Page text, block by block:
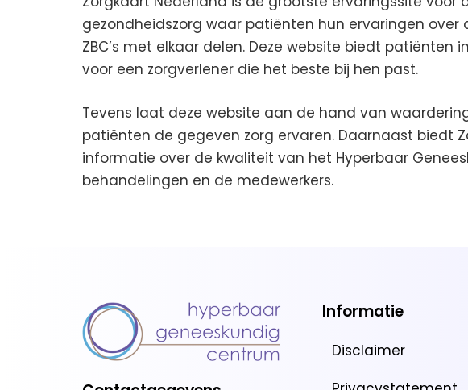
gezondheidszorg waar patiënten hun ervaringen over
ZBC’s met elkaar delen. Deze website biedt patiënten
voor een zorgverlener die het beste bij hen past.
Tevens laat deze website aan de hand van
patiënten de gegeven zorg ervaren. Daarnaast biedt
informatie over de kwaliteit van het Hyperbaar
behandelingen en de medewerkers.
Informatie
Disclaimer